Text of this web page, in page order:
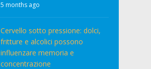
5 months ago
Cervello sotto pressione: dolci,
fritture e alcolici possono
influenzare memoria e
concentrazione